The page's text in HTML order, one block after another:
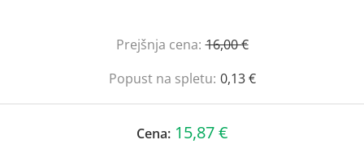
Prejšnja cena: 16,00 €
Popust na spletu: 0,13 €
Cena: 15,87 €